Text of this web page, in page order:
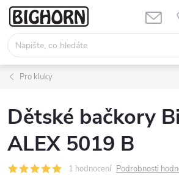
Přejít
obsah
Pro kluky
Dětské bačkory
ALEX 5019 B
1 hodnocení Podrobnosti